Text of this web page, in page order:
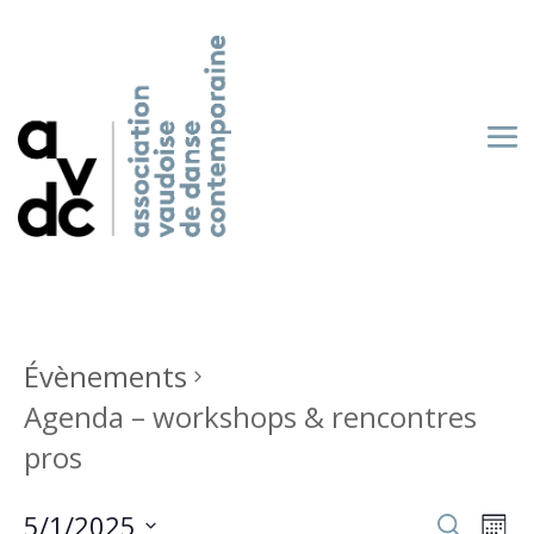
Évènements
Agenda – workshops & rencontres
pros
Recherche
5/1/2025